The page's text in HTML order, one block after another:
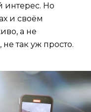
интерес. Но
и своём
а не
так уж просто.